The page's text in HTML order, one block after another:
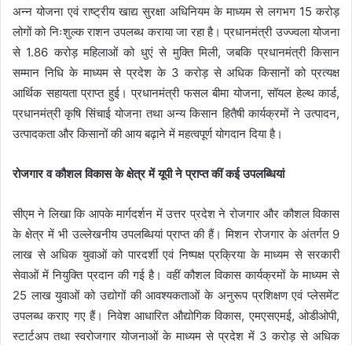
अन्न योजना एवं राष्ट्रीय खाद्य सुरक्षा अधिनियम के माध्यम से लगभग 15 करोड़
लोगों को निःशुल्क राशन उपलब्ध कराया जा रहा है। प्रधानमंत्री उज्ज्वला योजना
से 1.86 करोड़ महिलाओं को धुएं से मुक्ति मिली, जबकि प्रधानमंत्री किसान
सम्मान निधि के माध्यम से प्रदेश के 3 करोड़ से अधिक किसानों को प्रत्यक्ष
आर्थिक सहायता प्राप्त हुई। प्रधानमंत्री फसल बीमा योजना, सॉयल हेल्थ कार्ड,
प्रधानमंत्री कृषि सिंचाई योजना तथा अन्य किसान हितैषी कार्यक्रमों ने उत्पादन,
उत्पादकता और किसानों की आय बढ़ाने में महत्वपूर्ण योगदान दिया है।
रोजगार व कौशल विकास के क्षेत्र में यूपी ने प्राप्त कीं कई उपलब्धियां
सीएम ने लिखा कि आपके मार्गदर्शन में उत्तर प्रदेश ने रोजगार और कौशल विकास
के क्षेत्र में भी उल्लेखनीय उपलब्धियां प्राप्त की हैं। मिशन रोजगार के अंतर्गत 9
लाख से अधिक युवाओं को पारदर्शी एवं निष्पक्ष प्रक्रिया के माध्यम से सरकारी
सेवाओं में नियुक्ति प्रदान की गई है। वहीं कौशल विकास कार्यक्रमों के माध्यम से
25 लाख युवाओं को उद्योगों की आवश्यकताओं के अनुरूप प्रशिक्षण एवं प्लेसमेंट
उपलब्ध कराए गए हैं। निवेश आधारित औद्योगिक विकास, एमएसएमई, ओडीओपी,
स्टार्टअप तथा स्वरोजगार योजनाओं के माध्यम से प्रदेश में 3 करोड़ से अधिक